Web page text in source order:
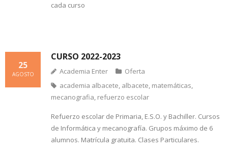
cada curso
CURSO 2022-2023
25
AGOSTO Academia Enter
Oferta
academia albacete, albacete, matemáticas,
mecanografia, refuerzo escolar
Refuerzo escolar de Primaria, E.S.O. y Bachiller. Cursos
de Informática y mecanografía. Grupos máximo de 6
alumnos. Matrícula gratuita. Clases Particulares.